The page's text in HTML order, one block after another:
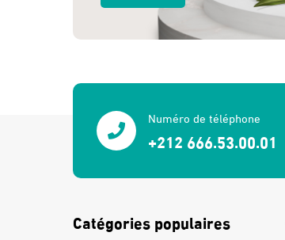
Numéro de téléphone
+212 666.53.00.01
Catégories populaires